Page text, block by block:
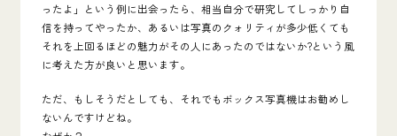
ったよ」という例に出会ったら、相当自分で研究してしっかり自
信を持ってやったか、あるいは写真のクォリティが多少低くても
それを上回るほどの魅力がその人にあったのではないか?という風
に考えた方が良いと思います。
ただ、もしそうだとしても、それでもボックス写真機はお勧めし
ないんですけどね。